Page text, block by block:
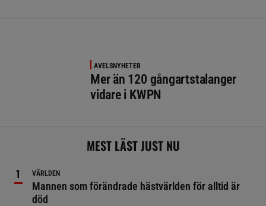
AVELSNYHETER
Mer än 120 gångartstalanger
vidare i KWPN
MEST LÄST JUST NU
VÄRLDEN
Mannen som förändrade hästvärlden för alltid är
död